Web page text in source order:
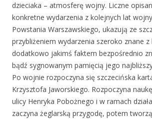
dzieciaka – atmosferę wojny. Liczne
konkretne wydarzenia z kolejnych lat
Powstania Warszawskiego, ukazują ze
przybliżeniem wydarzenia szeroko znane
dodatkowo jakimś faktem bezpośrednio
bądź sygnowanym pamięcią jego
Po wojnie rozpoczyna się szczecińska
Krzysztofa Jaworskiego. Rozpoczyna
ulicy Henryka Pobożnego i w ramach
zaczyna żeglarską przygodę, potem